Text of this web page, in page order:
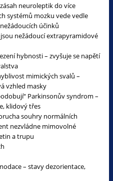
neuroleptik do více
systémů mozku vede vedle
účinků
jsou nežádoucí extrapyramidové
hybnosti – zvyšuje se napětí
mimických svalů –
vzhled masky
Parkinsonův syndrom –
klidový třes
souhry normálních
nezvládne mimovolné
a trupu
– stavy dezorientace,